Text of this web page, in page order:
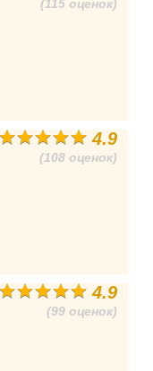
(115 оценок)
4.9
(108 оценок)
4.9
(99 оценок)